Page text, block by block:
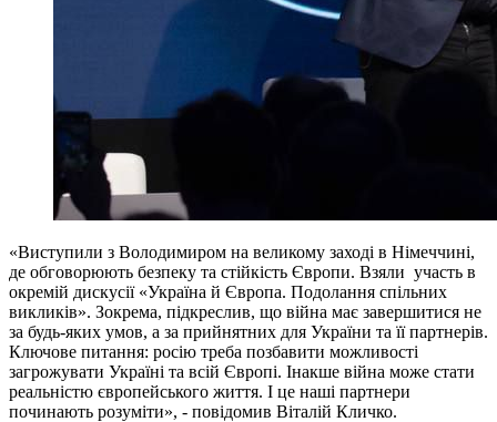
«Виступили з Володимиром на великому заході в Німеччині,
де обговорюють безпеку та стійкість Європи. Взяли участь в
окремій дискусії «Україна й Європа. Подолання спільних
викликів». Зокрема, підкреслив, що війна має завершитися не
за будь-яких умов, а за прийнятних для України та її партнерів.
Ключове питання: росію треба позбавити можливості
загрожувати Україні та всій Європі. Інакше війна може стати
реальністю європейського життя. І це наші партнери
починають розуміти», - повідомив Віталій Кличко.